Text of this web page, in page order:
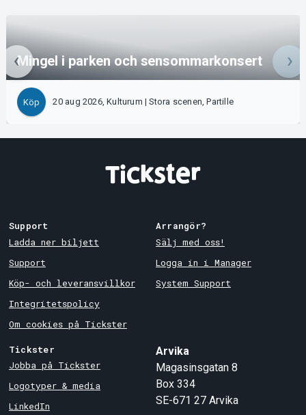
Mingel i parken och sensommarkonsert
Köp 20 aug 2026, Kulturum | Stora scenen, Partille
Support
Ladda ner biljett
Support
Köp- och leveransvillkor
Integritetspolicy
Om cookies på Tickster
Arrangör?
Sälj med oss!
Logga in i Manager
System Support
Tickster
Jobba på Tickster
Logotyper & media
LinkedIn
Arvika
Magasinsgatan 8
Box 334
SE-671 27 Arvika